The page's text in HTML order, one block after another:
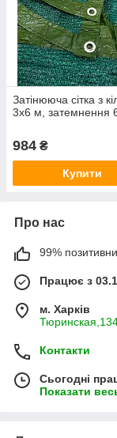
Затінююча сітка з
3х6 м, затемнення
984 ₴
Купити
Про нас
99%
Працює з
м. Харків
Контакти
Сьогодні
Показати